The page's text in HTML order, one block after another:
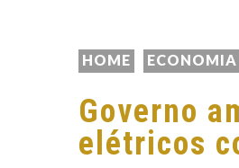
HOME ECONOMIA
Governo
elétricos